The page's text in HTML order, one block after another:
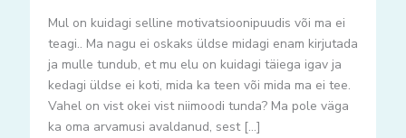
Mul on kuidagi selline motivatsioonipuudis või ma ei
teagi.. Ma nagu ei oskaks üldse midagi enam kirjutada
ja mulle tundub, et mu elu on kuidagi täiega igav ja
kedagi üldse ei koti, mida ka teen või mida ma ei tee.
Vahel on vist okei vist niimoodi tunda? Ma pole väga
ka oma arvamusi avaldanud, sest […]